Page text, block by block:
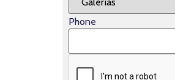
Phone